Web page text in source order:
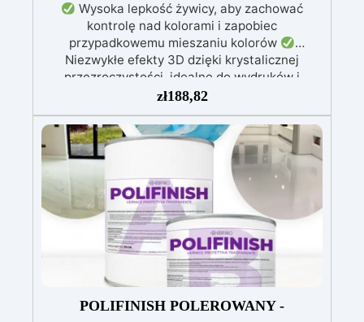
Wysoka lepkość żywicy, aby zachować
kontrolę nad kolorami i zapobiec
przypadkowemu mieszaniu kolorów
Niezwykłe efekty 3D dzięki krystalicznej
przezroczystości, idealne do wydruków i
Nie kapie: wszechstronna aplikacja
na powierzchniach pochylonych, pionowych lub
zakrzywionych, idealna do malowania i powłok
Odporna na wilgoć, z błyszczącą i ochronną
powierzchnią, odpowiednia do każdego
środowiska
Bezpieczna i bezzapachowa,
wolna od rozpuszczalników i BPA, idealna do
komfortowej i przyjemnej pracy
zł188,82
POLIFINISH POLEROWANY -